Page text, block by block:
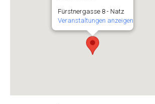
Fürstnergasse 8 - Natz
Veranstaltungen anzeigen